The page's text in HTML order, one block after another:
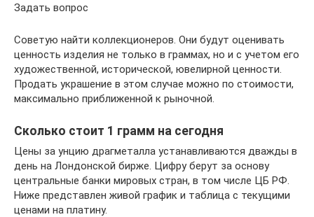
Задать вопрос
Советую найти коллекционеров. Они будут оценивать
ценность изделия не только в граммах, но и с учетом его
художественной, исторической, ювелирной ценности.
Продать украшение в этом случае можно по стоимости,
максимально приближенной к рыночной.
Сколько стоит 1 грамм на сегодня
Цены за унцию драгметалла устанавливаются дважды в
день на Лондонской бирже. Цифру берут за основу
центральные банки мировых стран, в том числе ЦБ РФ.
Ниже представлен живой график и таблица с текущими
ценами на платину.